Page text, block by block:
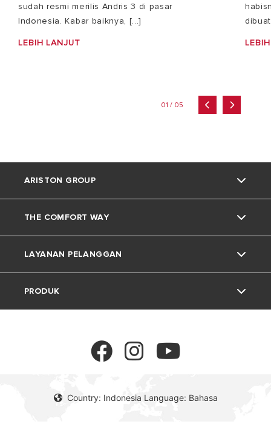
sudah resmi merilis Andris 3 di pasar
Indonesia. Kabar baiknya, [...]
LEBIH LANJUT
01 / 05
Country: Indonesia Language: Bahasa
ARISTON GROUP
Tentang Ariston
Grup
Karir
THE COMFORT WAY
Trik dan Kiat
Kehidupan Rumah
LAYANAN PELANGGAN
Kontak
PRODUK
Pemanas Air Tenaga Surya